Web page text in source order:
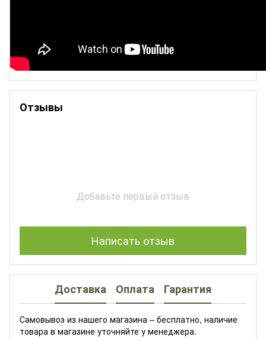
Отзывы
Добавьте первый отзыв
Написать отзыв
Доставка Оплата Гарантия
Самовывоз из нашего магазина – бесплатно, наличие
товара в магазине уточняйте у менеджера.